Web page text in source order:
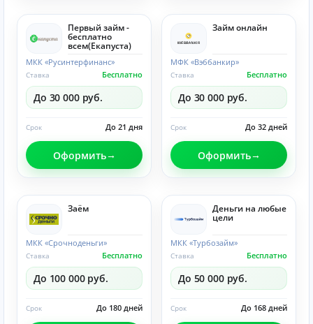
Первый займ -
бесплатно
всем(Eкапуста)
МКК «Русинтерфинанс»
Бесплатно
Ставка
До 30 000 руб.
До 21 дня
Срок
Оформить
Займ онлайн
МФК «Вэббанкир»
Бесплатно
Ставка
До 30 000 руб.
До 32 дней
Срок
Оформить
Заём
МКК «Срочноденьги»
Бесплатно
Ставка
До 100 000 руб.
До 180 дней
Срок
Деньги на любые
цели
МКК «Турбозайм»
Бесплатно
Ставка
До 50 000 руб.
До 168 дней
Срок